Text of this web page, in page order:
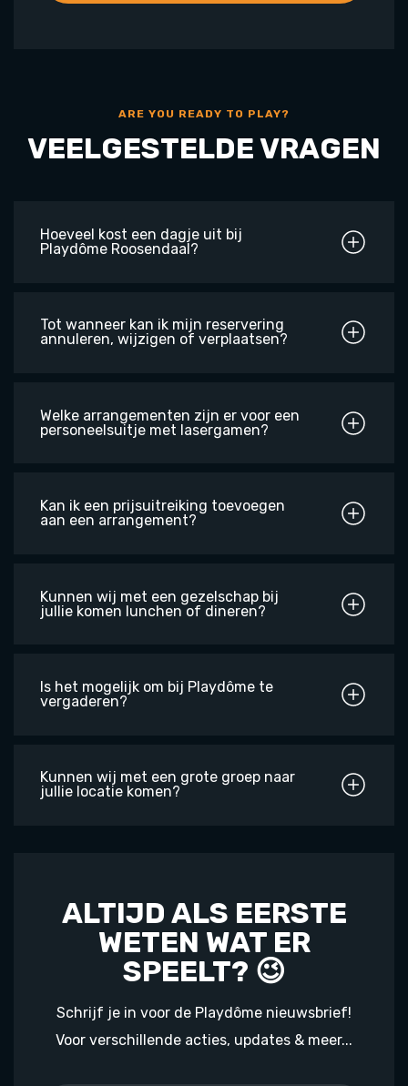
ARE YOU READY TO PLAY?
VEELGESTELDE VRAGEN
Hoeveel kost een dagje uit bij
Playdôme Roosendaal?
Tot wanneer kan ik mijn reservering
annuleren, wijzigen of verplaatsen?
Welke arrangementen zijn er voor een
personeelsuitje met lasergamen?
Kan ik een prijsuitreiking toevoegen
aan een arrangement?
Kunnen wij met een gezelschap bij
jullie komen lunchen of dineren?
Is het mogelijk om bij Playdôme te
vergaderen?
Kunnen wij met een grote groep naar
jullie locatie komen?
ALTIJD ALS EERSTE
WETEN WAT ER
SPEELT? 😉
Schrijf je in voor de Playdôme nieuwsbrief!
Voor verschillende acties, updates & meer...